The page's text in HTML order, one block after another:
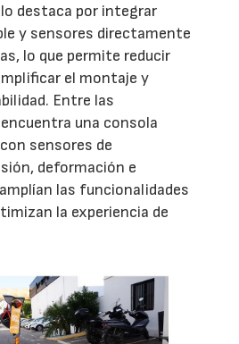
destaca por integrar
y sensores directamente
lo que permite reducir
el montaje y
Entre las
una consola
sensores de
deformación e
las funcionalidades
la experiencia de